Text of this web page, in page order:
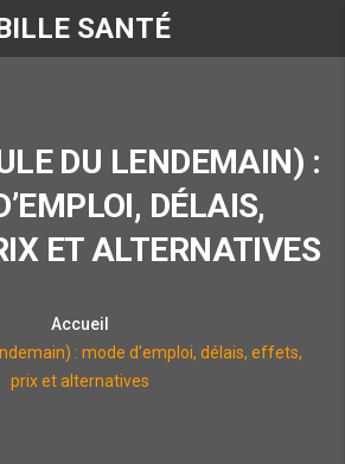
SANTÉ
DU LENDEMAIN) :
DÉLAIS,
ET ALTERNATIVES
Accueil
: mode d’emploi, délais, effets,
prix et alternatives